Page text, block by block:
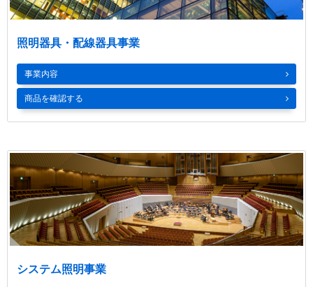
照明器具・配線器具事業
事業内容
商品を確認する
LED照明
LED電球
配線器具・ライティングレール®（ライティングダクト）
システム照明事業